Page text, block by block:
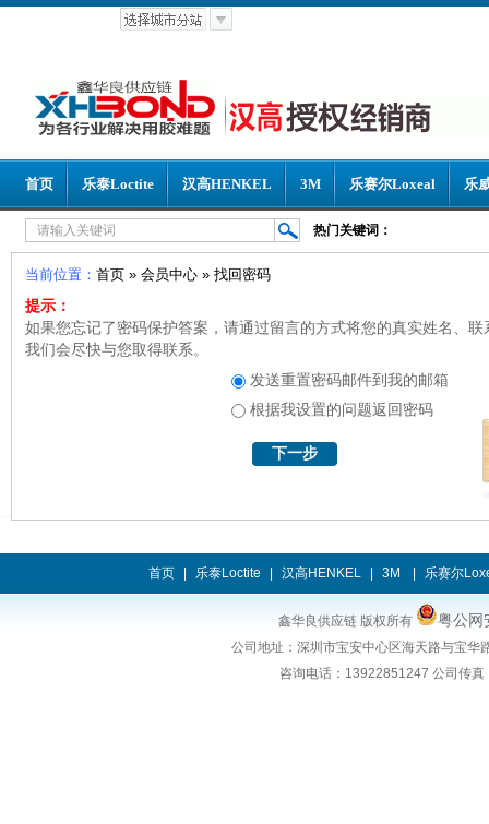
首页 乐泰Loctite 汉高HENKEL 3M 乐赛尔Loxeal 乐
热门关键词：
当前位置： 首页 » 会员中心 » 找回密码
提示：
如果您忘记了密码保护答案，请通过留言的方式将您的真实姓名、
我们会尽快与您取得联系。
发送重置密码邮件到我的邮箱
根据我设置的问题返回密码
首页 乐泰Loctite 汉高HENKEL 3M 乐赛尔
鑫华良供应链 版权所有 粤公网
公司地址： 深圳市宝安中心区海天路与宝华
咨询电话： 13922851247 公司传真